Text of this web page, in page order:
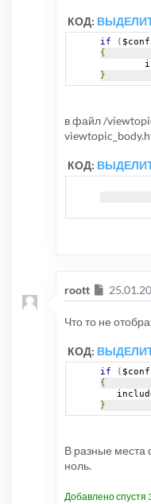
КОД:
if (
{
}
в файл /
КОД:
roott
Что то не
КОД:
if (
{
}
В разные места
ноль.
Добавлено спустя